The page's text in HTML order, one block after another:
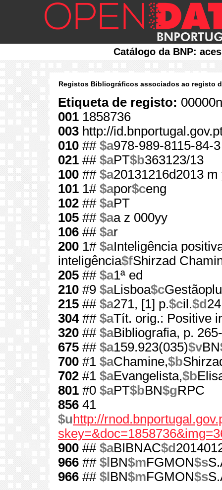
Catálogo da BNP:
Registos Bibliográficos associados ao registo
Etiqueta de registo:
001 1858736
003 http://
010 ## $a978-989-8115-84-3
021 ## $aPT$b363123/13
100 ## $a20131216d2013
101 1# $apor$ceng
102 ## $aPT
105 ## $aa z 000yy
106 ## $ar
200 1# $aInteligência
inteligência$fShirzad
205 ## $a1ª ed
210 #9 $aLisboa$c
215 ## $a271, [1] p.$cil.$d
304## $aTít. orig.: Positive
320 ## $aBibliografia, p.
675 ## $a159.923(035)$vBN
700 #1 $aChamine,$b
702 #1 $aEvangelista,$b
801 #0 $aPT$bBN$gRPC
856 41
$u http://
900 ## $aBIBNAC$d
966 ## $l BN$mFGMON$s
966 ## $l BN$mFGMON$s